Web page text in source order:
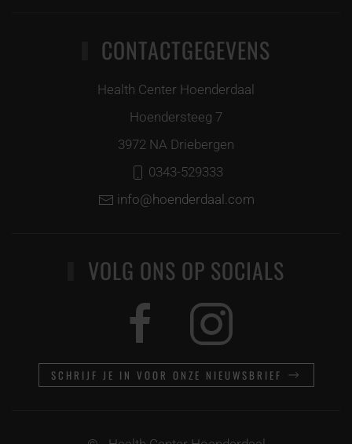
CONTACTGEGEVENS
Health Center Hoenderdaal
Hoendersteeg 7
3972 NA Driebergen
0343-529333
info@hoenderdaal.com
VOLG ONS OP SOCIALS
SCHRIJF JE IN VOOR ONZE NIEUWSBRIEF